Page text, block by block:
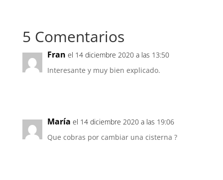
5 Comentarios
Fran el 14 diciembre 2020 a las 13:50
Interesante y muy bien explicado.
María el 14 diciembre 2020 a las 19:06
Que cobras por cambiar una cisterna ?